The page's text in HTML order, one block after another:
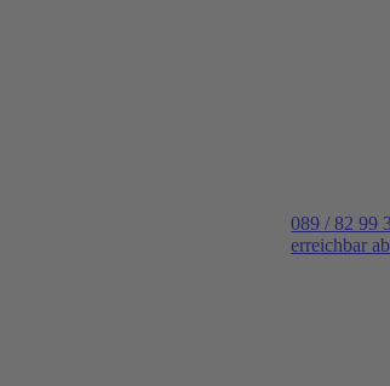
089 / 82 99
erreichbar